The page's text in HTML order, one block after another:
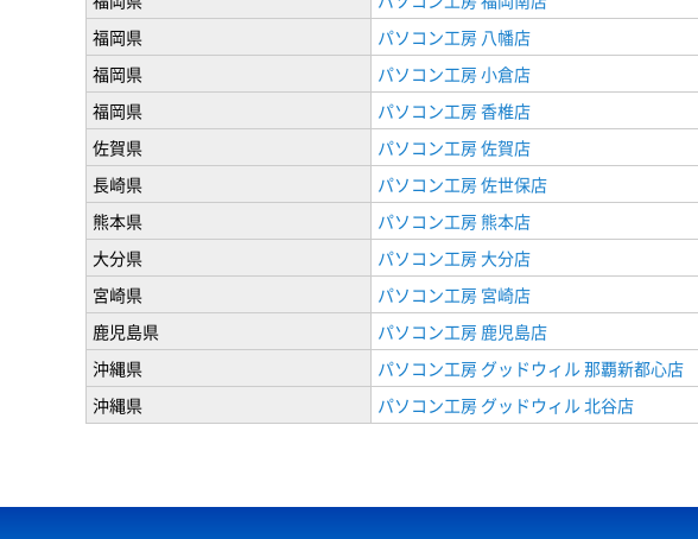
福岡県
パソコン工房 八幡店
福岡県
パソコン工房 小倉店
福岡県
パソコン工房 香椎店
佐賀県
パソコン工房 佐賀店
長崎県
パソコン工房 佐世保店
熊本県
パソコン工房 熊本店
大分県
パソコン工房 大分店
宮崎県
パソコン工房 宮崎店
鹿児島県
パソコン工房 鹿児島店
沖縄県
パソコン工房 グッドウィル 那覇新都心店
沖縄県
パソコン工房 グッドウィル 北谷店